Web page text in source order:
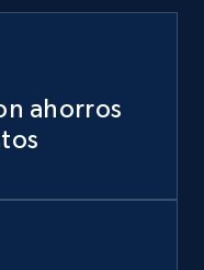
Initial
count, and
ahorros